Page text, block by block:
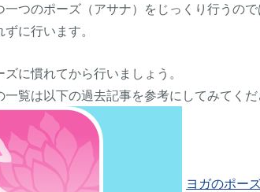
一つのポーズ（アサナ）をじっくり行うの
に行います。
に慣れてから行いましょう。
覧は以下の過去記事を参考にしてみてくだ
ヨガのポー